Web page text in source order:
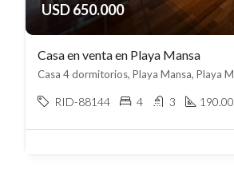
USD 650.000
Casa en venta en Playa Mansa
RID-88144 4 3 190.00